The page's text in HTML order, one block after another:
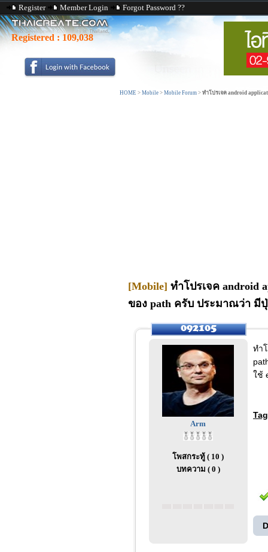
Register Member Login Forgot Password ??
Registered : 109,038
HOME > Mobile > Mobile Forum > ทำโปรเจค android
[Mobile] ทำโปรเจค android
ของ path ครับ ประมาณว่า มีปุ่
Arm
โพสกระทู้ ( 10 )
บทความ ( 0 )
ทำ
ใช้
Tag